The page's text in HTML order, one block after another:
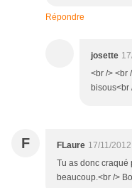
Répondre
josette
<br /> <br
bisous<br
F FLaure 17/11/
Tu as donc craqué
beaucoup.<br />